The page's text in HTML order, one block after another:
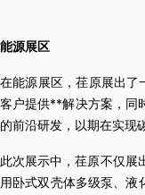
能源展区
在能源展区，荏原展出了
客户提供**解决方案，同
的前沿研发，以期在实现
此次展示中，荏原不仅展
用卧式双壳体多级泵、